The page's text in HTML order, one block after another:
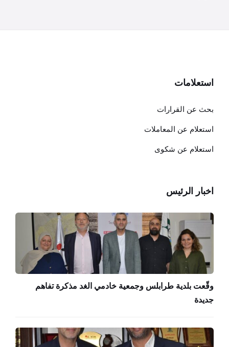
استعلامات
بحث عن القرارات
استعلام عن المعاملات
استعلام عن شكوى
اخبار الرئيس
وقّعت بلدية طرابلس وجمعية خادمي الغد مذكرة تفاهم
جديدة